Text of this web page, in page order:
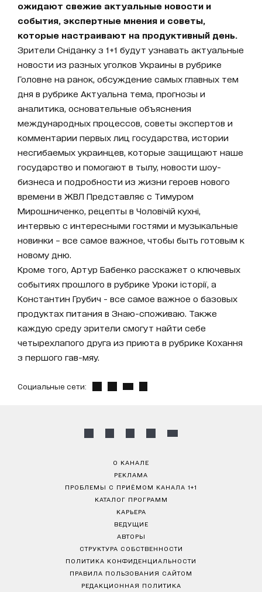
ожидают свежие актуальные новости и
события, экспертные мнения и советы,
которые настраивают на продуктивный день.
Зрители Сніданку з 1+1 будут узнавать актуальные
новости из разных уголков Украины в рубрике
Головне на ранок, обсуждение самых главных тем
дня в рубрике Актуальна тема, прогнозы и
аналитика, основательные объяснения
международных процессов, советы экспертов и
комментарии первых лиц государства, истории
несгибаемых украинцев, которые защищают наше
государство и помогают в тылу, новости шоу-
бизнеса и подробности из жизни героев нового
времени в ЖВЛ Представляє с Тимуром
Мирошниченко, рецепты в Чоловічій кухні,
интервью с интересными гостями и музыкальные
новинки – все самое важное, чтобы быть готовым к
новому дню.
Кроме того, Артур Бабенко расскажет о ключевых
событиях прошлого в рубрике Уроки історії, а
Константин Грубич - все самое важное о базовых
продуктах питания в Знаю-споживаю. Также
каждую среду зрители смогут найти себе
четырехлапого друга из приюта в рубрике Кохання
з першого гав-мяу.
Социальные сети:
О КАНАЛЕ
РЕКЛАМА
ПРОБЛЕМЫ С ПРИЁМОМ КАНАЛА 1+1
КАТАЛОГ ПРОГРАММ
КАРЬЕРА
ВЕДУЩИЕ
АВТОРЫ
СТРУКТУРА СОБСТВЕННОСТИ
ПОЛИТИКА КОНФИДЕНЦИАЛЬНОСТИ
ПРАВИЛА ПОЛЬЗОВАНИЯ САЙТОМ
РЕДАКЦИОННАЯ ПОЛИТИКА